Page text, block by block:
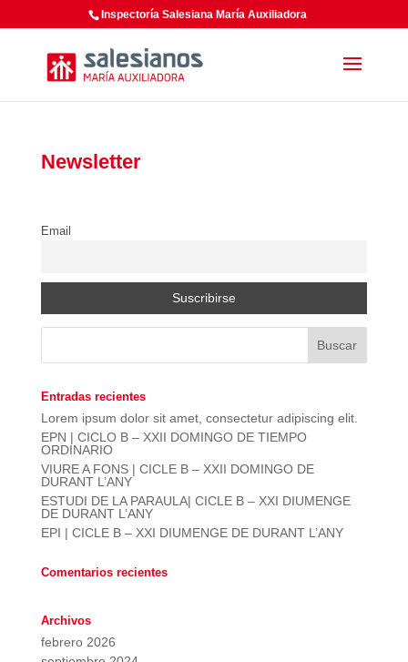
Inspectoría Salesiana María Auxiliadora
Newsletter
Email
Entradas recientes
Lorem ipsum dolor sit amet, consectetur adipiscing elit.
EPN | CICLO B – XXII DOMINGO DE TIEMPO
ORDINARIO
VIURE A FONS | CICLE B – XXII DOMINGO DE
DURANT L’ANY
ESTUDI DE LA PARAULA| CICLE B – XXI DIUMENGE
DE DURANT L’ANY
EPI | CICLE B – XXI DIUMENGE DE DURANT L’ANY
Comentarios recientes
Archivos
febrero 2026